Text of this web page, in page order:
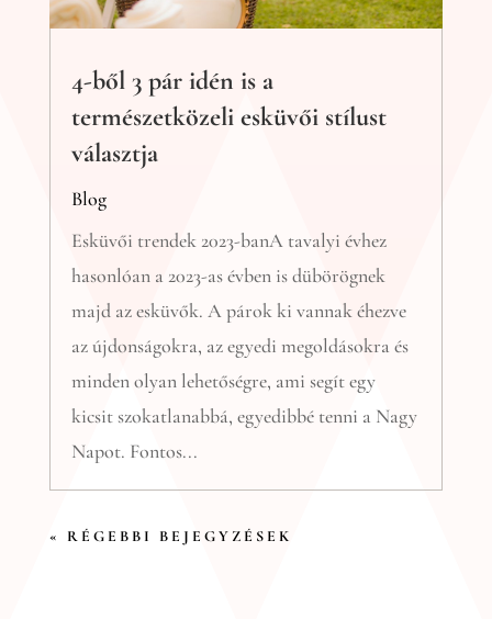
4-ből 3 pár idén is a
természetközeli esküvői stílust
választja
Blog
Esküvői trendek 2023-banA tavalyi évhez
hasonlóan a 2023-as évben is dübörögnek
majd az esküvők. A párok ki vannak éhezve
az újdonságokra, az egyedi megoldásokra és
minden olyan lehetőségre, ami segít egy
kicsit szokatlanabbá, egyedibbé tenni a Nagy
Napot. Fontos...
« RÉGEBBI BEJEGYZÉSEK